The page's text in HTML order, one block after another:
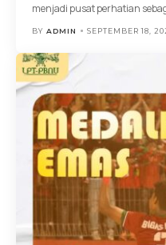
menjadi pusat perhatian
BY ADMIN SEPTEMBER 18,